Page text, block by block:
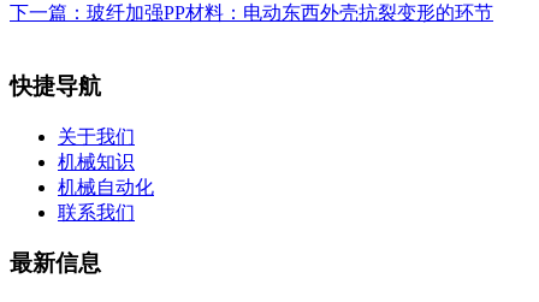
下一篇： 玻纤加强PP材料：电动东西外壳抗裂变形的环节
快捷导航
关于我们
机械知识
机械自动化
联系我们
最新信息